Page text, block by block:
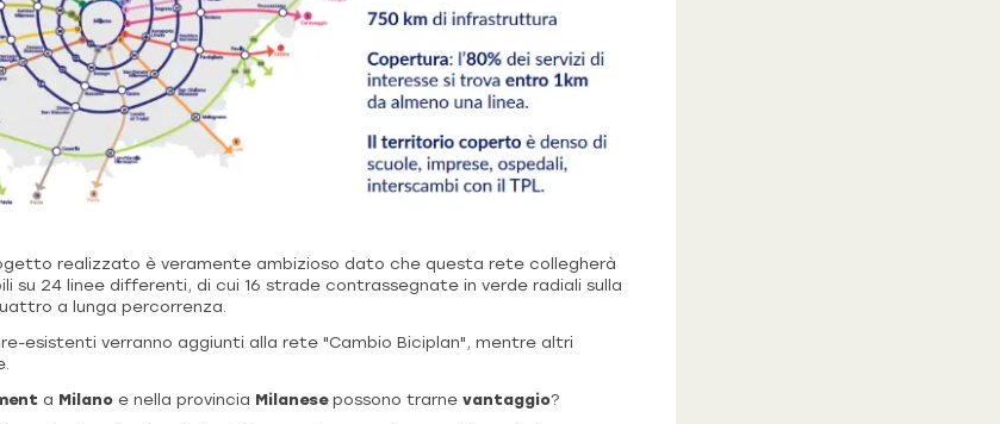
realizzato è veramente ambizioso dato che questa rete collegherà
su 24 linee differenti, di cui 16 strade contrassegnate in verde radiali sulla
a lunga percorrenza.
esistenti verranno aggiunti alla rete "Cambio Biciplan", mentre altri
a Milano e nella provincia Milanesepossono trarne vantaggio?